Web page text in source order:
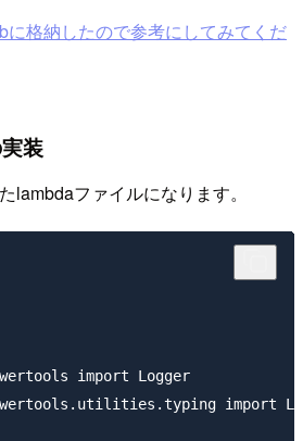
に格納したので参考にしてみてくだ
装
lambdaファイルになります。
import Logger
import